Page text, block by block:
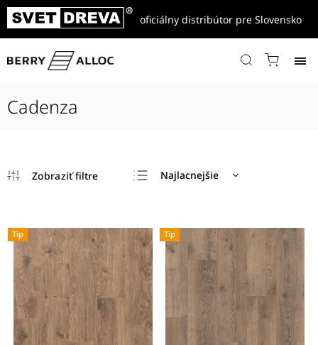
oficiálny distribútor pre Slovensko
Domov / Produkty / Laminátové podlahy
Cadenza
Najlacnejšie
Abecedne
Tip Tip